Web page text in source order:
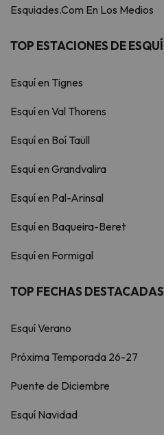
Esquiades.Com En Los Medios
TOP ESTACIONES DE ESQUÍ
Esquí en Tignes
Esquí en Val Thorens
Esquí en Boí Taüll
Esquí en Grandvalira
Esquí en Pal-Arinsal
Esquí en Baqueira-Beret
Esquí en Formigal
TOP FECHAS DESTACADAS
Esquí Verano
Próxima Temporada 26-27
Puente de Diciembre
Esquí Navidad